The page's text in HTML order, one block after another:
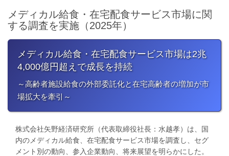
メディカル給食・在宅配食サービス市場に関
する調査を実施（2025年）
メディカル給食・在宅配食サービス市場は2兆
4,000億円超えで成長を持続
​～高齢者施設給食の外部委託化と在宅高齢者の増加が市
場拡大を牽引～
株式会社矢野経済研究所（代表取締役社長：水越孝）は、国
内のメディカル給食、在宅配食サービス市場を調査し、セグ
メント別の動向、参入企業動向、将来展望を明らかにした。